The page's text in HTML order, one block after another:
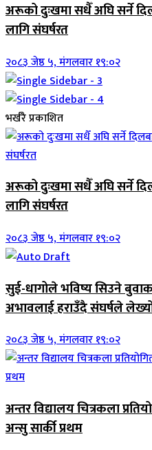
अरूको दुःखमा सधैँ अघि सर्ने
लागि संघर्षरत
२०८३ जेष्ठ ५, मंगलवार १९:०२
भर्खरै प्रकाशित
अरूको दुःखमा सधैँ अघि सर्ने
लागि संघर्षरत
२०८३ जेष्ठ ५, मंगलवार १९:०२
सुई-धागोले भविष्य सिउने
अभावलाई हराउँदै संघर्षले
२०८३ जेष्ठ ५, मंगलवार १९:०२
अन्तर विद्यालय चित्रकला
अन्सु सार्की प्रथम